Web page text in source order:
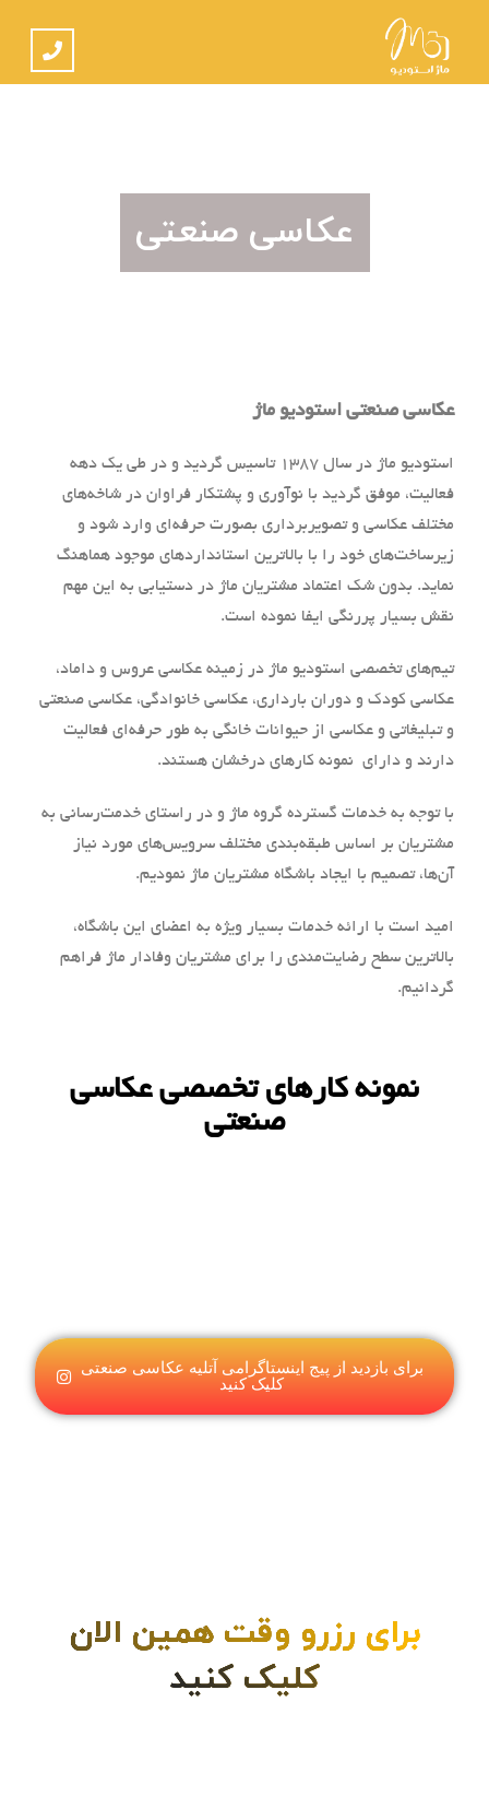
عکاسی صنعتی
عکاسی صنعتی استودیو ماژ
استودیو ماژ در سال 1387 تاسیس گردید و در طی یک دهه
فعالیت، موفق گردید با نوآوری و پشتکار فراوان در شاخه‌های
مختلف عکاسی و تصویربرداری بصورت حرفه‌ای وارد شود و
زیرساخت‌های خود را با بالاترین استانداردهای موجود هماهنگ
نماید. بدون شک اعتماد مشتریان ماژ در دستیابی به این مهم
نقش بسیار پررنگی ایفا نموده است.
تیم‌های تخصصی استودیو ماژ در زمینه عکاسی عروس و داماد،
عکاسی کودک و دوران بارداری، عکاسی خانوادگی، عکاسی صنعتی
و تبلیغاتی و عکاسی از حیوانات خانگی به طور حرفه‌ای فعالیت
دارند و دارای نمونه کارهای درخشان هستند.
با توجه به خدمات گسترده گروه ماژ و در راستای خدمت‌رسانی به
مشتریان بر اساس طبقه‌بندی مختلف سرویس‌های مورد نیاز
آن‌ها، تصمیم با ایجاد باشگاه مشتریان ماژ نمودیم.
امید است با ارائه خدمات بسیار ویژه به اعضای این باشگاه،
بالاترین سطح رضایت‌مندی را برای مشتریان وفادار ماژ فراهم
گردانیم.
نمونه کارهای تخصصی عکاسی
صنعتی
برای بازدید از پیج اینستاگرامی آتلیه عکاسی صنعتی
کلیک کنید
برای رزرو وقت همین الان
کلیک کنید